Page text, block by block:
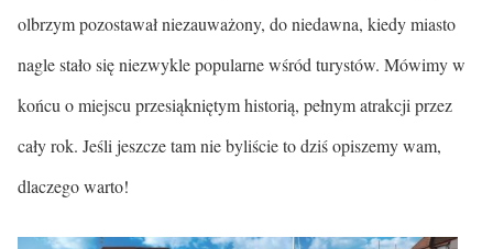
olbrzym pozostawał niezauważony, do niedawna, kiedy miasto
nagle stało się niezwykle popularne wśród turystów. Mówimy w
końcu o miejscu przesiąkniętym historią, pełnym atrakcji przez
cały rok. Jeśli jeszcze tam nie byliście to dziś opiszemy wam,
dlaczego warto!